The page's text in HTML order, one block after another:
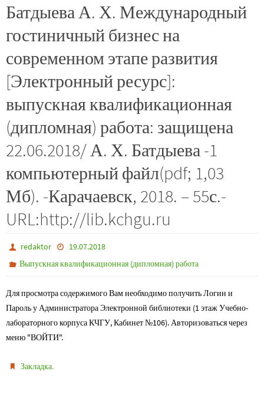
Батдыева А. Х. Международный
гостиничный бизнес на
современном этапе развития
[Электронный ресурс]:
выпускная квалификационная
(дипломная) работа: защищена
22.06.2018/ А. Х. Батдыева -1
компьютерный файл(pdf; 1,03
Мб). -Карачаевск, 2018. – 55с.-
URL:http://lib.kchgu.ru
redaktor
19.07.2018
Выпускная квалификационная (дипломная) работа
Для просмотра содержимого Вам необходимо получить Логин и
Пароль у Администратора Электронной библиотеки (1 этаж Учебно-
лабораторного корпуса КЧГУ, Кабинет №106). Авторизоваться через
меню "ВОЙТИ".
Закладка.